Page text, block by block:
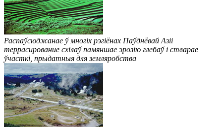
Распаўсюджанае ў многіх рэгіёнах Паўднёвай Азіі
террасирование схілаў памяншае эрозію глебаў і стварае
ўчасткі, прыдатныя для земляробства